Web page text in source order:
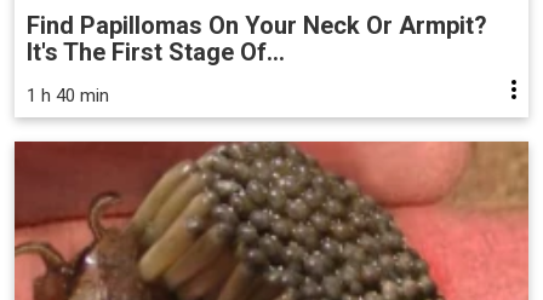
Find Papillomas On Your Neck Or Armpit?
It's The First Stage Of...
1 h 40 min